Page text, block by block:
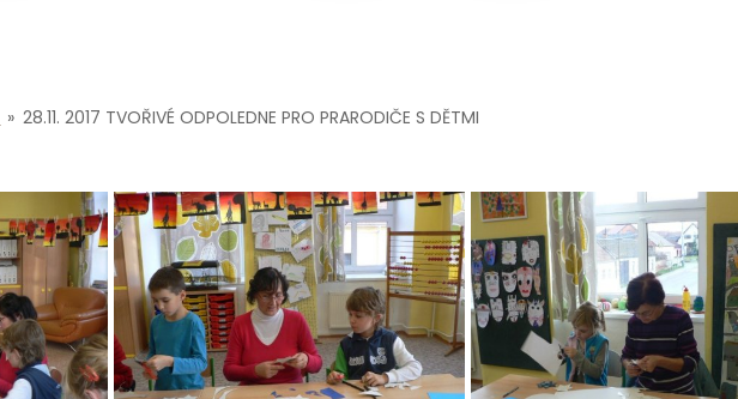
» 28.11. 2017 TVOŘIVÉ ODPOLEDNE PRO PRARODIČE S DĚTMI